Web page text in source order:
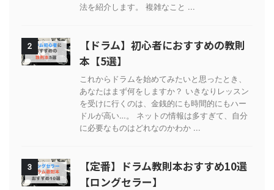
法を紹介します。 複雑なこと ...
2
【ドラム】初心者におすすめの教則
本【5選】
これからドラムを始めてみたいと思ったとき、
あなたはまず何をしますか？ いきなりレッスン
を受けに行くのは、金銭的にも時間的にもハー
ドルが高い…。 ネットの情報は多すぎて、自分
に必要なものはどれなのかわか ...
3
【定番】ドラム教則本おすすめ10選
【ロングセラー】